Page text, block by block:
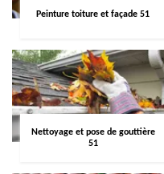
Peinture toiture et façade 51
Nettoyage et pose de gouttière
51